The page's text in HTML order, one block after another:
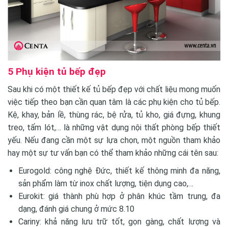
5 Phụ kiện tủ bếp đẹp
Sau khi có một thiết kế tủ bếp đẹp với chất liệu mong muốn
việc tiếp theo bạn cần quan tâm là các phụ kiện cho tủ bếp.
Kệ, khay, bản lề, thùng rác, bệ rửa, tủ kho, giá đựng, khung
treo, tấm lót,… là những vật dụng nội thất phòng bếp thiết
yếu. Nếu đang cần một sự lựa chọn, một nguồn tham khảo
hay một sự tư vấn bạn có thể tham khảo những cái tên sau:
Eurogold: công nghệ Đức, thiết kế thông minh đa năng,
sản phẩm làm từ inox chất lượng, tiện dụng cao,…
Eurokit: giá thành phù hợp ở phân khúc tầm trung, đa
dạng, đánh giá chung ở mức 8.10
Cariny: khả năng lưu trữ tốt, gọn gàng, chất lượng và